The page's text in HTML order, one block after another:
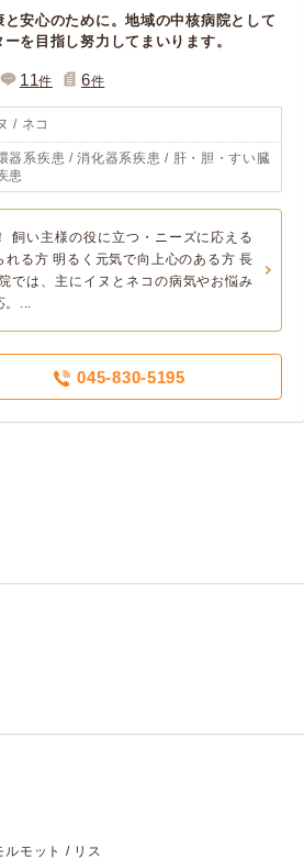
安心のために。地域の中核病院として
を目指し努力してまいります。
11件 6件
/ ネコ
器系疾患 / 消化器系疾患 / 肝・胆・すい臓
患
飼い主様の役に立つ・ニーズに応える
れる方 明るく元気で向上心のある方 長
では、主にイヌとネコの病気やお悩み
。...
045-830-5195
ルモット / リス